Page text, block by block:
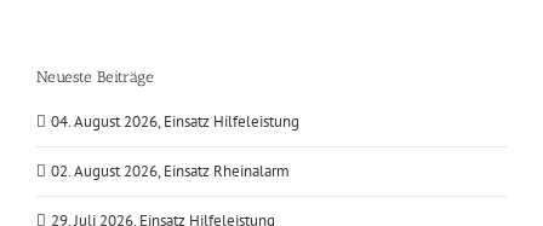
Neueste Beiträge
04. August 2026, Einsatz Hilfeleistung
02. August 2026, Einsatz Rheinalarm
29. Juli 2026, Einsatz Hilfeleistung